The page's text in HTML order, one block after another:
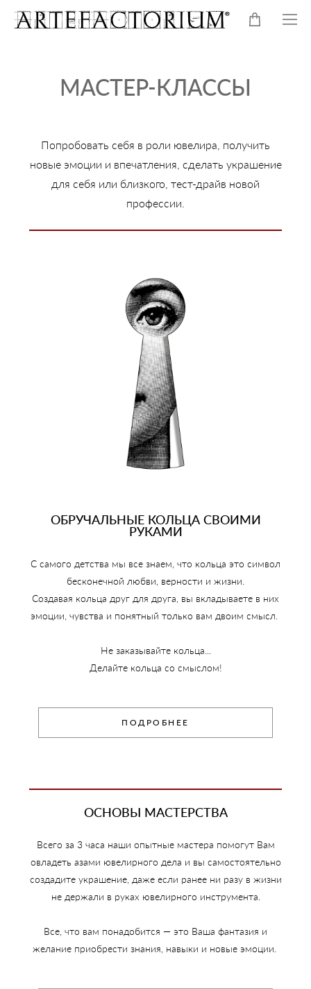
МАСТЕР-КЛАССЫ
Попробовать себя в роли ювелира, получить
новые эмоции и впечатления, сделать украшение
для себя или близкого, тест-драйв новой
профессии.
ОБРУЧАЛЬНЫЕ КОЛЬЦА СВОИМИ
РУКАМИ
С самого детства мы все знаем, что кольца это символ
бесконечной любви, верности и жизни.
Создавая кольца друг для друга, вы вкладываете в них
эмоции, чувства и понятный только вам двоим смысл.
Не заказывайте кольца...
Делайте кольца со смыслом!
ПОДРОБНЕЕ
ОСНОВЫ МАСТЕРСТВА
Всего за 3 часа наши опытные мастера помогут Вам
овладеть азами ювелирного дела и вы самостоятельно
создадите украшение, даже если ранее ни разу в жизни
не держали в руках ювелирного инструмента.
Все, что вам понадобится — это Ваша фантазия и
желание приобрести знания, навыки и новые эмоции.